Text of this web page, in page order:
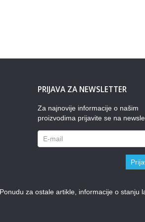
PRIJAVA ZA NEWSLETTER
Za najnovije informacije o našim
proizvodima prijavite se na
za ostale artikle, informacije o stanju